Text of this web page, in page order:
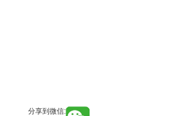
分享到微信: